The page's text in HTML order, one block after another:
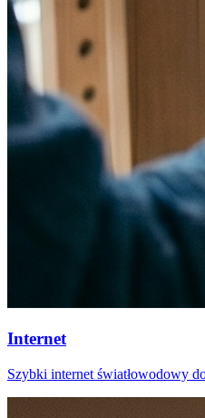
Internet
Szybki internet światłowodowy